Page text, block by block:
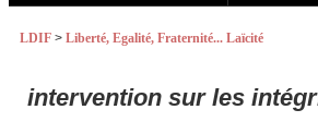
LDIF > Liberté, Egalité, Fraternité... Laïcité
intervention sur les